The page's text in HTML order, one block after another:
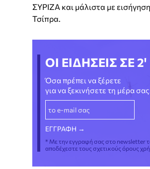
ΣΥΡΙΖΑ και μάλιστα με
Τσίπρα.
ΟΙ ΕΙΔΗΣΕΙΣ ΣΕ 2'
Όσα πρέπει να ξέρετε
για να ξεκινήσετε τη μέρα
* Με την εγγραφή σας στο newsletter
αποδέχεστε τους σχετικούς όρους